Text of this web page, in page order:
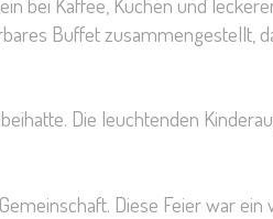
Buffet zusammengestellt,
Die leuchtenden
Diese Feier war